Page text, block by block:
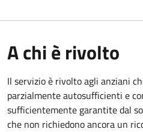
A chi è rivolto
Il servizio è rivolto agli anziani
parzialmente autosufficienti e
sufficientemente garantite dal
che non richiedono ancora un